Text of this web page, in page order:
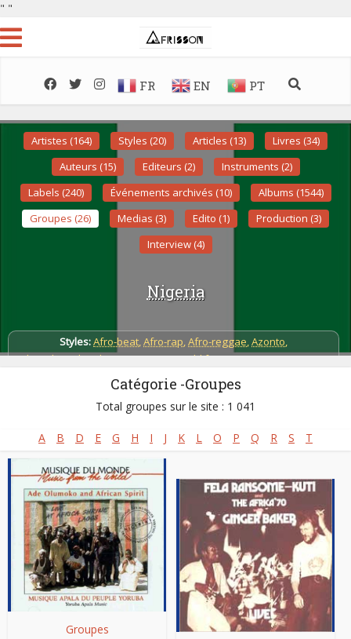
" "
FR EN PT
Artistes (164) Styles (20) Articles (13)
Livres (34)
Auteurs (15)
Editeurs (2)
Instruments (2)
Labels (240)
Événements archivés (10)
Albums (1544)
Groupes (26)
Medias (3) Edito (1)
Production (3)
Interview (4)
Nigeria
Styles:Afro-beat,Afro-rap,Afro-reggae,Azonto,
Blues Ibo (Igbo Blues),Fuji Music,Highlife,Juju Music,Naija Music,
Palm Wine Music / Maringa
Catégorie -Groupes
Total groupes sur le site : 1 041
A B D E G H I J K L O P Q R S T
Groupes